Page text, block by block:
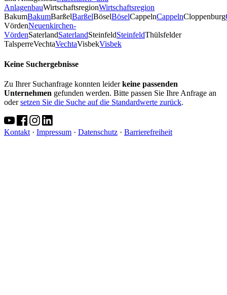
AnlagenbauWirtschaftsregionWirtschaftsregion
BakumBakumBarßelBarßelBöselBöselCappelnCappelnCloppenburg
VördenNeuenkirchen-
VördenSaterlandSaterlandSteinfeldSteinfeldThülsfelder
TalsperreVechtaVechtaVisbekVisbek
Keine Suchergebnisse
Zu Ihrer Suchanfrage konnten leiderkeine passenden
Unternehmen gefunden werden. Bitte passen Sie Ihre Anfrage an
odersetzen Sie die Suche auf die Standardwerte zurück.
Kontakt · Impressum · Datenschutz · Barrierefreiheit